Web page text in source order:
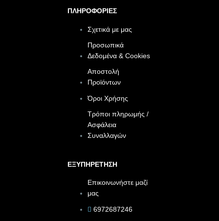
ΠΛΗΡΟΦΟΡΙΕΣ
Σχετικά με μας
Προσωπικά
Δεδομένα & Cookies
Αποστολή
Προϊόντων
Όροι Χρήσης
Τρόποι πληρωμής /
Ασφάλεια
Συναλλαγών
ΕΞΥΠΗΡΕΤΗΣΗ
Επικοινωνήστε μαζί
μας
6972687246